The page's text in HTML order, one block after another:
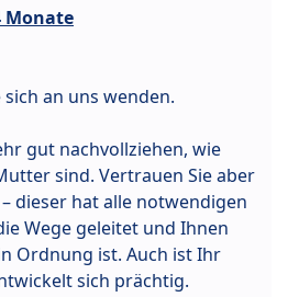
Monate
sich an uns wenden.
gut nachvollziehen, wie
sind. Vertrauen Sie aber
dieser hat alle notwendigen
Wege geleitet und Ihnen
Ordnung ist. Auch ist Ihr
sich prächtig.